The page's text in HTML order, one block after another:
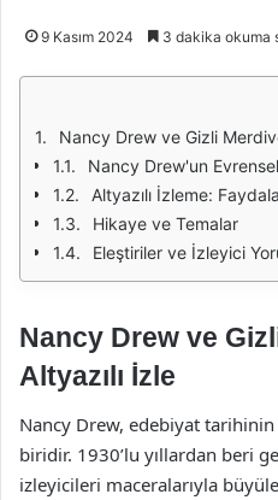
9 Kasım 2024 3 dakika okuma
Nancy Drew ve Gizli
Nancy Drew'un
Altyazılı İzleme:
Hikaye ve Temalar
Eleştiriler ve İzleyici
Nancy Drew ve
Altyazılı İzle
Nancy Drew, edebiyat
biridir. 1930’lu yıllardan beri
izleyicileri maceralarıyla